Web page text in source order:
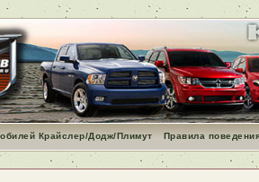
Крайслер/Додж/Плимут Правила